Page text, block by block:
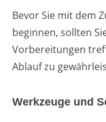
Bevor Sie mit dem
beginnen, sollten
Vorbereitungen
Ablauf zu
Werkzeuge und